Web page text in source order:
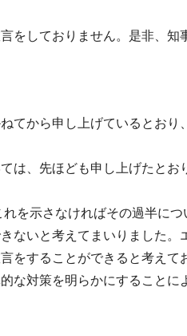
をしておりません。是非、知
てから申し上げているとおり
は、先ほども申し上げたとお
を示さなければその過半に
ないと考えてまいりました。
をすることができると考えて
な対策を明らかにすることに